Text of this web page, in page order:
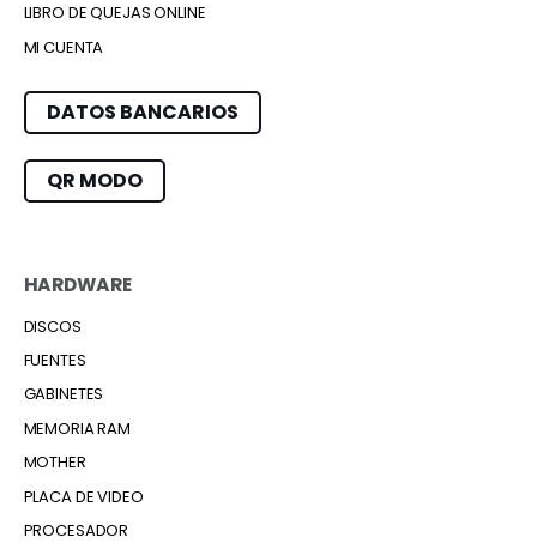
LIBRO DE QUEJAS ONLINE
MI CUENTA
DATOS BANCARIOS
QR MODO
HARDWARE
DISCOS
FUENTES
GABINETES
MEMORIA RAM
MOTHER
PLACA DE VIDEO
PROCESADOR